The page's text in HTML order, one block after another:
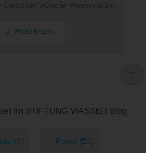
Weiterlesen...
im STIFTUNG WASSER Blog
(2) Portal (51)